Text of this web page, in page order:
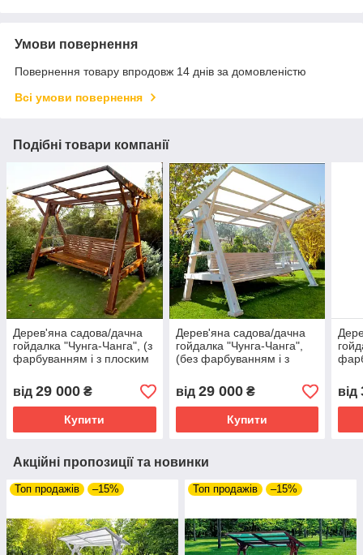
Умови повернення
Повернення товару впродовж 14 днів за домовленістю
Всі умови повернення
Подібні товари компанії
Дерев'яна садова/дачна
гойдалка "Чунга-Чанга", (з
фарбуванням і з плоским
від 29 000 ₴
Купити
Дерев'яна садова/дачна
гойдалка "Чунга-Чанга",
(без фарбуванням і з
покрівлі)
від 29 000₴
Купити
від
Акційні пропозиції та новинки
Топ продажів –15% Топ продажів –15%